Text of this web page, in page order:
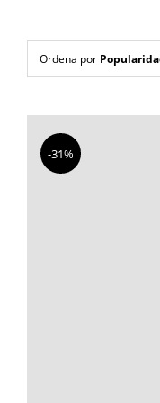
Ordena por
-31%